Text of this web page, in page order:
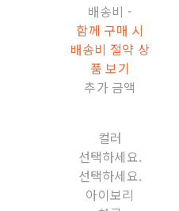
배송비 -
함께 구매 시
배송비 절약 상
품 보기
추가 금액
컬러
선택하세요.
선택하세요.
아이보리